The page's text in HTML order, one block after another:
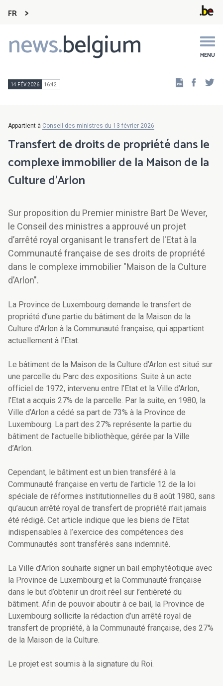
FR
news.belgium MENU
Main
navigation
14 FÉV 2026 16:42
Appartient à Conseil des ministres du 13 février 2026
Transfert de droits de propriété dans le
complexe immobilier de la Maison de la
Culture d’Arlon
Sur proposition du Premier ministre Bart De Wever,
le Conseil des ministres a approuvé un projet
d’arrêté royal organisant le transfert de l'Etat à la
Communauté française de ses droits de propriété
dans le complexe immobilier "Maison de la Culture
d’Arlon".
La Province de Luxembourg demande le transfert de
propriété d’une partie du bâtiment de la Maison de la
Culture d’Arlon à la Communauté française, qui appartient
actuellement à l’Etat.
Le bâtiment de la Maison de la Culture d’Arlon est situé sur
une parcelle du Parc des expositions. Suite à un acte
officiel de 1972, intervenu entre l’Etat et la Ville d’Arlon,
l’Etat a acquis 27% de la parcelle. Par la suite, en 1980, la
Ville d’Arlon a cédé sa part de 73% à la Province de
Luxembourg. La part des 27% représente la partie du
bâtiment de l’actuelle bibliothèque, gérée par la Ville
d’Arlon.
Cependant, le bâtiment est un bien transféré à la
Communauté française en vertu de l’article 12 de la loi
spéciale de réformes institutionnelles du 8 août 1980, sans
qu’aucun arrêté royal de transfert de propriété n’ait jamais
été rédigé. Cet article indique que les biens de l’Etat
indispensables à l’exercice des compétences des
Communautés sont transférés sans indemnité.
La Ville d’Arlon souhaite signer un bail emphytéotique avec
la Province de Luxembourg et la Communauté française
dans le but d’obtenir un droit réel sur l’entièreté du
bâtiment. Afin de pouvoir aboutir à ce bail, la Province de
Luxembourg sollicite la rédaction d’un arrêté royal de
transfert de propriété, à la Communauté française, des 27%
de la Maison de la Culture.
Le projet est soumis à la signature du Roi.